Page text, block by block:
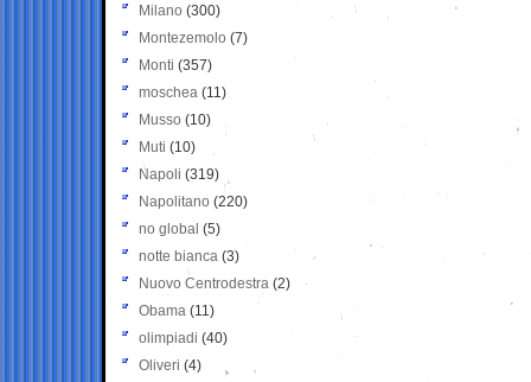
Milano (300)
Montezemolo (7)
Monti (357)
moschea (11)
Musso (10)
Muti (10)
Napoli (319)
Napolitano (220)
no global (5)
notte bianca (3)
Nuovo Centrodestra (2)
Obama (11)
olimpiadi (40)
Oliveri (4)